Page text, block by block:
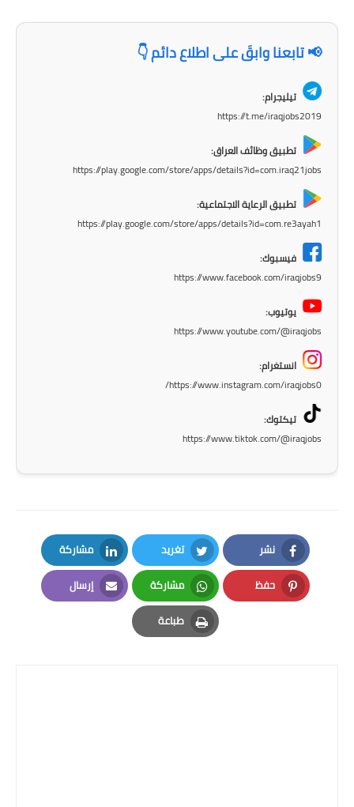
فن ومشاهير
📢 تابعنا وابقَ على اطلاع دائم 👇
تيليجرام:
https://t.me/iraqjobs2019
تطبيق وظائف العراق:
https://play.google.com/store/apps/details?id=com.iraq21jobs
تطبيق الرعاية الاجتماعية:
https://play.google.com/store/apps/details?id=com.re3ayah1
فيسبوك:
https://www.facebook.com/iraqjobs9
يوتيوب:
https://www.youtube.com/@iraqjobs
انستغرام:
https://www.instagram.com/iraqjobs0/
تيكتوك:
https://www.tiktok.com/@iraqjobs
نشر
Facebook
تغريد
Twitter
مشاركة
LinkedIn
حفظ
Pinterest
مشاركة
Whatsapp
إرسال
Email
طباعة
Print